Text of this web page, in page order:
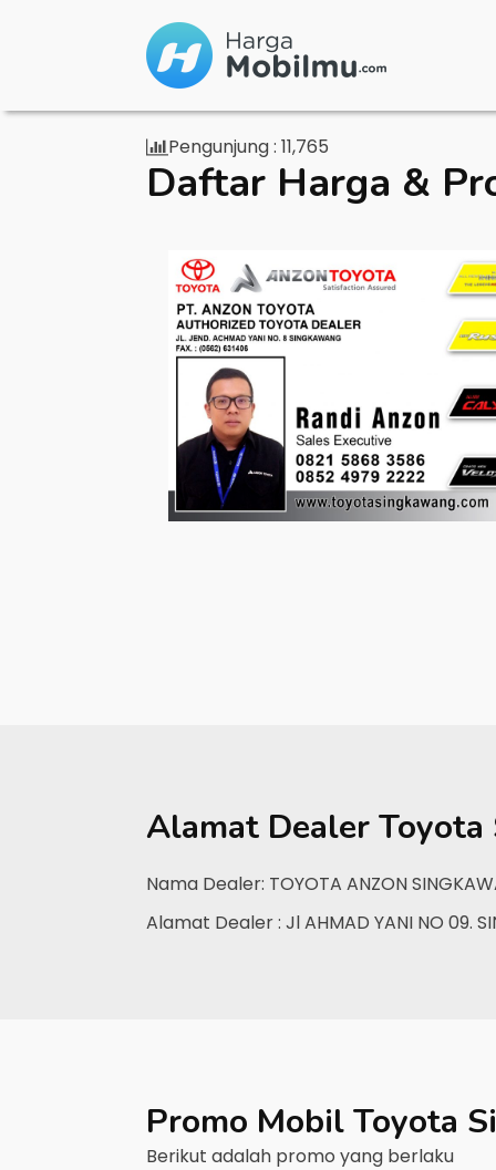
Pengunjung : 11,765
Daftar Harga &
Alamat DealerToyota
Nama Dealer: TOYOTA ANZON
Alamat Dealer : Jl AHMAD YANI NO 09.
Promo MobilToyota
Berikut adalah promo yang berlaku